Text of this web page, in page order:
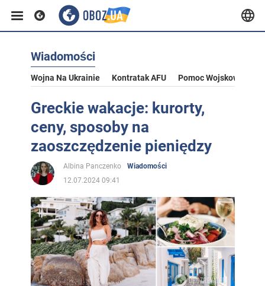
Wiadomości
Wojna Na Ukrainie Kontratak AFU Pomoc Wojskowa Dla
Greckie wakacje: kurorty,
ceny, sposoby na
zaoszczędzenie pieniędzy
Albina Panczenko
Wiadomości
12.07.2024 09:41